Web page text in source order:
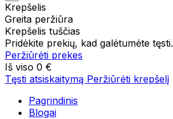
Krepšelis
Greita peržiūra
Krepšelis tuščias
Pridėkite prekių, kad galėtumėte tęsti.
Peržiūrėti prekes
Iš viso 0 €
Tęsti atsiskaitymą Peržiūrėti krepšelį
Pagrindinis
Blogai